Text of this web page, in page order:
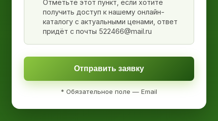
Отметьте этот пункт, если хотите
получить доступ к нашему онлайн-
каталогу с актуальными ценами, ответ
придёт с почты 522466@mail.ru
Отправить заявку
* Обязательное поле — Email